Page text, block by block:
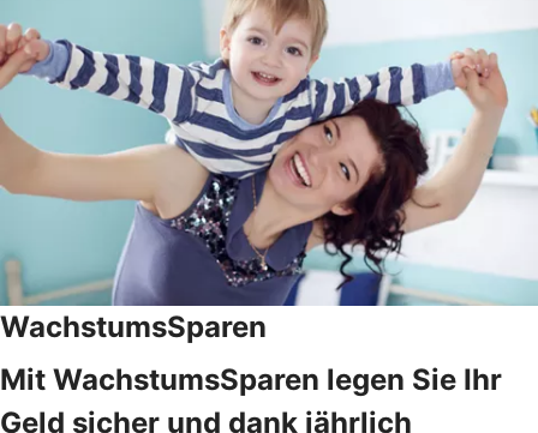
WachstumsSparen
Mit WachstumsSparen legen Sie Ihr
Geld sicher und dank jährlich